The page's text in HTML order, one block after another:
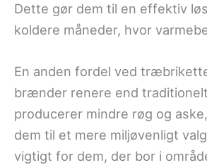
Dette gør dem til en effektiv
koldere måneder, hvor
En anden fordel ved
brænder renere end
producerer mindre røg og
dem til et mere miljøvenligt
vigtigt for dem, der bor i